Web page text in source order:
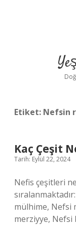
Etiket: Nefsin
Kaç Çeşit
Tarih: Eylül 22, 2024
Nefis çeşitleri
mülhime, Nefsi
merziyye, Nefsi